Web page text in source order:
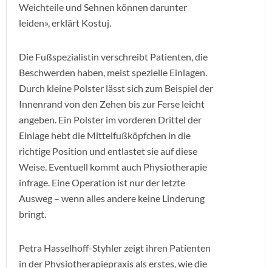
Weichteile und Sehnen können darunter
leiden», erklärt Kostuj.
Die Fußspezialistin verschreibt Patienten, die
Beschwerden haben, meist spezielle Einlagen.
Durch kleine Polster lässt sich zum Beispiel der
Innenrand von den Zehen bis zur Ferse leicht
angeben. Ein Polster im vorderen Drittel der
Einlage hebt die Mittelfußköpfchen in die
richtige Position und entlastet sie auf diese
Weise. Eventuell kommt auch Physiotherapie
infrage. Eine Operation ist nur der letzte
Ausweg – wenn alles andere keine Linderung
bringt.
Petra Hasselhoff-Styhler zeigt ihren Patienten
in der Physiotherapiepraxis als erstes, wie die